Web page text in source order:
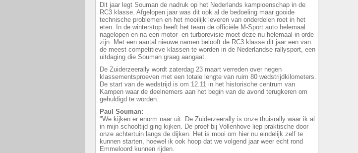
Dit jaar legt Souman de nadruk op het Nederlands kampioenschap in de
RC3 klasse. Afgelopen jaar was dit ook al de bedoeling maar gooide
technische problemen en het moeilijk leveren van onderdelen roet in het
eten. In de winterstop heeft het team de officiële M-Sport auto helemaal
nagelopen en na een motor- en turborevisie moet deze nu helemaal in orde
zijn. Met een aantal nieuwe namen belooft de RC3 klasse dit jaar een van
de meest competitieve klassen te worden in de Nederlandse rallysport, een
uitdaging die Souman graag aangaat.
De Zuiderzeerally wordt zaterdag 23 maart verreden over negen
klassementsproeven met een totale lengte van ruim 80 wedstrijdkilometers.
De start van de wedstrijd is om 12.11 in het historische centrum van
Kampen waar de deelnemers aan het begin van de avond terugkeren om
gehuldigd te worden.
Paul Souman:
"We kijken er enorm naar uit. De Zuiderzeerally is onze thuisrally waar ik al
in mijn schooltijd ging kijken. De proef bij Vollenhove liep praktische door
onze achtertuin langs de dijken. Het is mooi om hier nu eindelijk zelf te
kunnen starten, hoewel ik ook hoop dat we volgend jaar weer echt rond
Emmeloord kunnen rijden.